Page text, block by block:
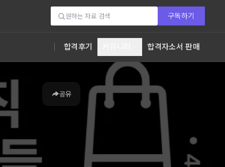
구독하기
합격후기 합격자소서 판매
공유